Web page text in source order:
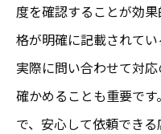
度を確認することが効
格が明確に記載されてい
実際に問い合わせて対
確かめることも重要で
で、安心して依頼できる